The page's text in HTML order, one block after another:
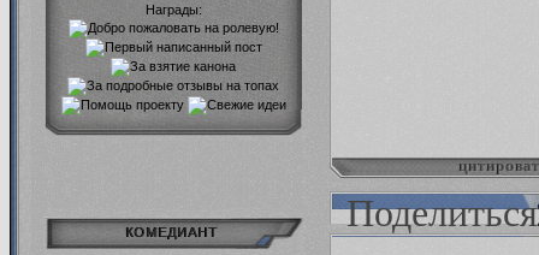
Награды:
Поделиться
КОМЕДИАНТ